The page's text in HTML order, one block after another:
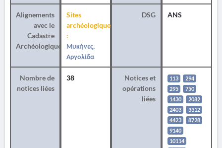
Alignements
avec le
Cadastre
Archéologique
Sites
archéologiques
:
Μυκήνες,
Αργολίδα
DSG ANS
Nombre de
notices liées
38
Notices et
opérations
liées
113
294
295
750
1430
2082
2403
3312
4423
8728
9140
10114